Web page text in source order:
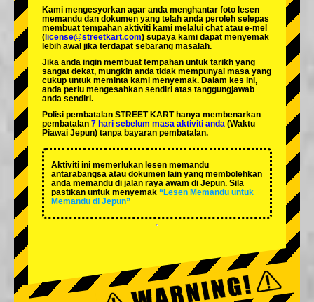
Kami mengesyorkan agar anda menghantar foto lesen
memandu dan dokumen yang telah anda peroleh selepas
membuat tempahan aktiviti kami melalui chat atau e-mel
( license@streetkart.com) supaya kami dapat menyemak
lebih awal jika terdapat sebarang masalah.
Jika anda ingin membuat tempahan untuk tarikh yang
sangat dekat, mungkin anda tidak mempunyai masa yang
cukup untuk meminta kami menyemak. Dalam kes ini,
anda perlu mengesahkan sendiri atas tanggungjawab
anda sendiri.
Polisi pembatalan STREET KART hanya membenarkan
pembatalan 7 hari sebelum masa aktiviti anda (Waktu
Piawai Jepun) tanpa bayaran pembatalan.
Aktiviti ini memerlukan lesen memandu
antarabangsa atau dokumen lain yang membolehkan
anda memandu di jalan raya awam di Jepun. Sila
pastikan untuk menyemak “Lesen Memandu untuk
Memandu di Jepun”